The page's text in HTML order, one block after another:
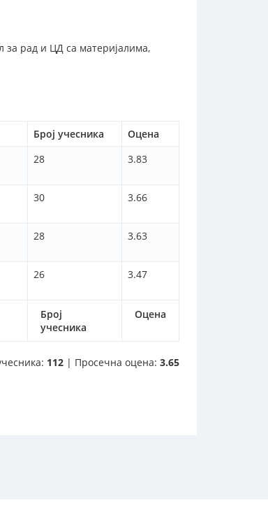
за рад и ЦД са материјалима,
Број учесника Оцена
Број
учесника
Оцена
28 3.83
30 3.66
28 3.63
26 3.47
112 | Просечна оцена: 3.65